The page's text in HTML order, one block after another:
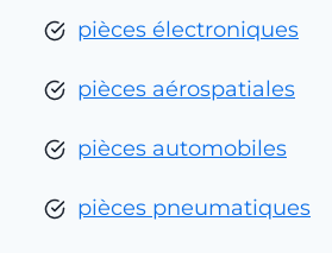
pièces électroniques
pièces aérospatiales
pièces automobiles
pièces pneumatiques